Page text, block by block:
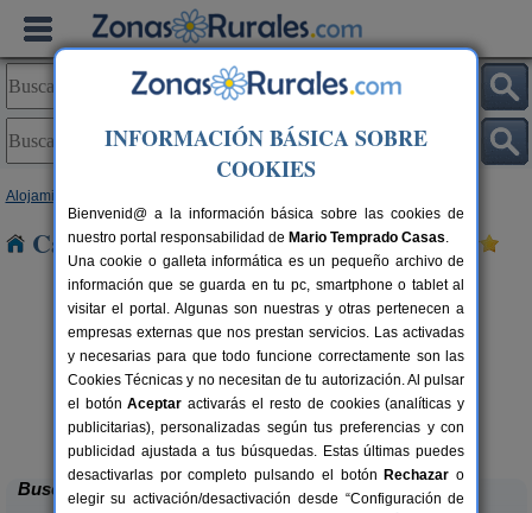
Alojamientos
Casas Rurales cerca de Vilariño
24+4 pers.
desde38 €
Casa Rural Do Castelo de Andrade
Pontedeume (A Coruña)
Buscar
INFORMACIÓN BÁSICA SOBRE
COOKIES
Bienvenid@ a la información básica sobre las cookies de
nuestro portal responsabilidad de Mario Temprado Casas.
Una cookie o galleta informática es un pequeño archivo de
información que se guarda en tu pc, smartphone o tablet al
visitar el portal. Algunas son nuestras y otras pertenecen a
empresas externas que nos prestan servicios. Las activadas
y necesarias para que todo funcione correctamente son las
Cookies Técnicas y no necesitan de tu autorización. Al pulsar
el botónAceptar activarás el resto de cookies (analíticas y
publicitarias), personalizadas según tus preferencias y con
publicidad ajustada a tus búsquedas. Estas últimas puedes
desactivarlas por completo pulsando el botón Rechazar o
elegir su activación/desactivación desde “Configuración de